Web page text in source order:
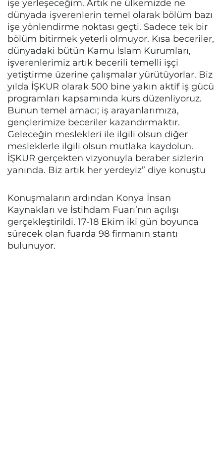
işe yerleşeceğim. Artık ne ülkemizde ne
dünyada işverenlerin temel olarak bölüm bazı
işe yönlendirme noktası geçti. Sadece tek bir
bölüm bitirmek yeterli olmuyor. Kısa beceriler,
dünyadaki bütün Kamu İslam Kurumları,
işverenlerimiz artık becerili temelli işçi
yetiştirme üzerine çalışmalar yürütüyorlar. Biz
yılda İŞKUR olarak 500 bine yakın aktif iş gücü
programları kapsamında kurs düzenliyoruz.
Bunun temel amacı; iş arayanlarımıza,
gençlerimize beceriler kazandırmaktır.
Geleceğin meslekleri ile ilgili olsun diğer
mesleklerle ilgili olsun mutlaka kaydolun.
İŞKUR gerçekten vizyonuyla beraber sizlerin
yanında. Biz artık her yerdeyiz” diye konuştu
Konuşmaların ardından Konya İnsan
Kaynakları ve İstihdam Fuarı’nın açılışı
gerçekleştirildi. 17-18 Ekim iki gün boyunca
sürecek olan fuarda 98 firmanın stantı
bulunuyor.